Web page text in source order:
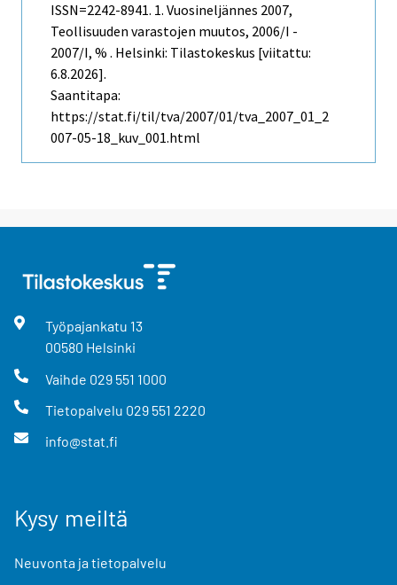
ISSN=2242-8941. 1. Vuosineljännes 2007,
Teollisuuden varastojen muutos, 2006/I -
2007/I, % . Helsinki: Tilastokeskus [viitattu:
6.8.2026].
Saantitapa:
https://stat.fi/til/tva/2007/01/tva_2007_01_2
007-05-18_kuv_001.html
Työpajankatu 13
00580 Helsinki
Vaihde 029 551 1000
Tietopalvelu 029 551 2220
info@stat.fi
Kysy meiltä
Neuvonta ja tietopalvelu